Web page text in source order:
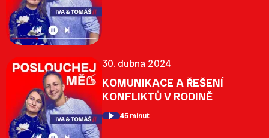
30. dubna 2024
KOMUNIKACE A ŘEŠENÍ
KONFLIKTŮ V RODINĚ
45 minut